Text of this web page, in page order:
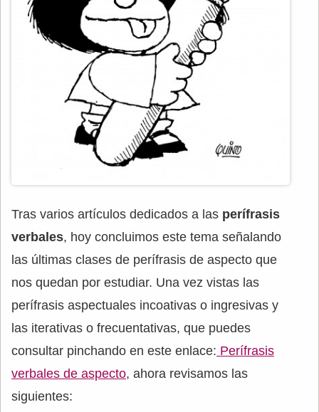
Tras varios artículos dedicados a las perífrasis
verbales, hoy concluimos este tema señalando
las últimas clases de perífrasis de aspecto que
nos quedan por estudiar. Una vez vistas las
perífrasis aspectuales incoativas o ingresivas y
las iterativas o frecuentativas, que puedes
consultar pinchando en este enlace: Perífrasis
verbales de aspecto, ahora revisamos las
siguientes: